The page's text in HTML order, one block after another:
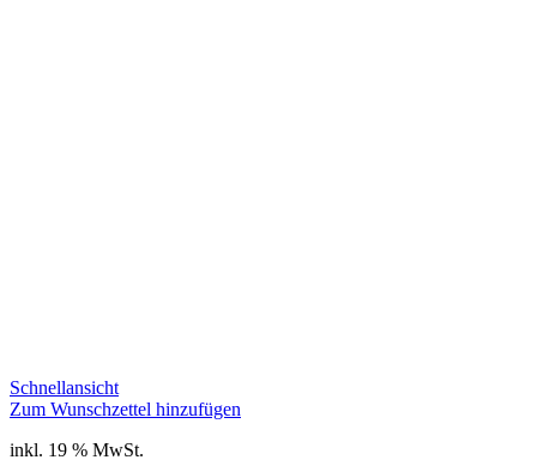
Schnellansicht
Zum Wunschzettel hinzufügen
inkl. 19 % MwSt.